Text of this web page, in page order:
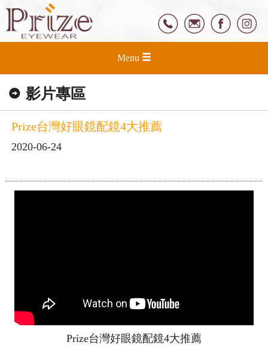
Menu
影片專區
Prize台灣好眼鏡配鏡4大推薦
2020-06-24
Prize台灣好眼鏡配鏡4大推薦